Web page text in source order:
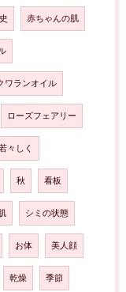
赤ちゃんの肌
ワランオイル
ローズフェアリー
々しく
秋 看板
シミの状態
お体 美人顔
乾燥 季節